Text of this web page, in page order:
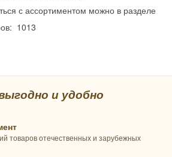
с ассортиментом можно в разделе
1013
и удобно
товаров отечественных и зарубежных